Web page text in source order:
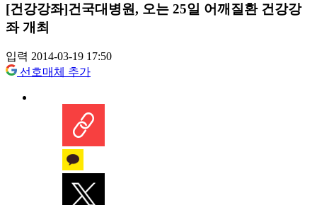
[건강강좌]건국대병원, 오는 25일 어깨질환 건강강
좌 개최
입력 2014-03-19 17:50
선호매체 추가